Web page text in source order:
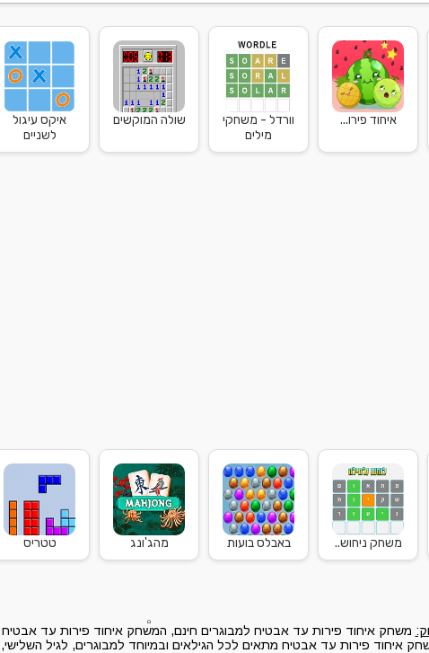
איחוד פירו...
וורדל - משחקי
מילים
שולה המוקשים
איקס עיגול
לשניים
משחק ניחוש.. באבלס בועות מהג'ונג טטריס
משחק איחוד פירות עד אבטיח למבוגרים חינם, המשחק איחוד פירות עד אבטיח
איחוד פירות עד אבטיח מתאים לכל הגילאים ובמיוחד למבוגרים, לגיל